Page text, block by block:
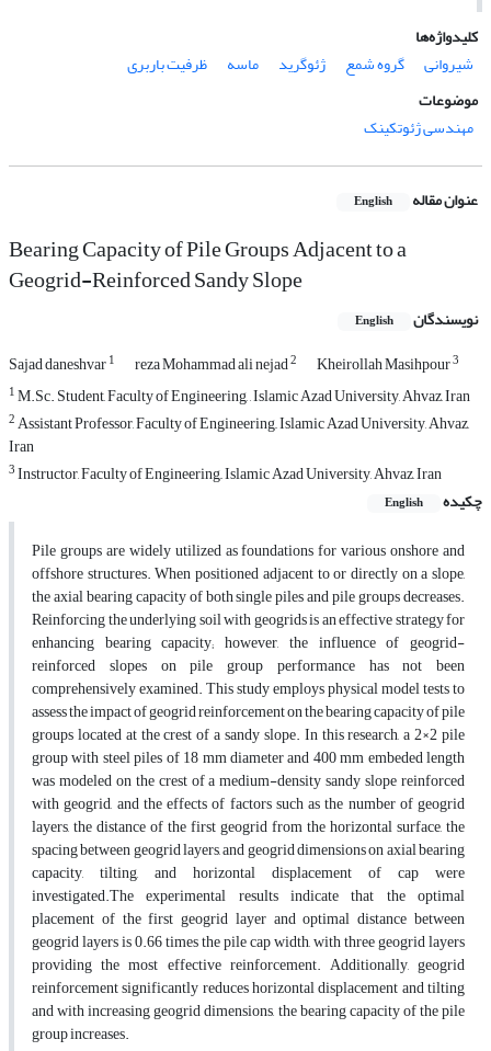
کلیدواژه‌ها
شیروانی
گروه شمع ژئوگرید ماسه
ظرفیت باربری
موضوعات
مهندسی ژئوتکینک
عنوان مقاله English
Bearing Capacity of Pile Groups Adjacent to a
Geogrid-Reinforced Sandy Slope
نویسندگان English
Sajad daneshvar1 reza Mohammad ali nejad2 Kheirollah Masihpour3
1M.Sc. Student, Faculty of Engineering, , Islamic Azad University, Ahvaz, Iran
2Assistant Professor, Faculty of Engineering,, Islamic Azad University, Ahvaz,
Iran
3Instructor, Faculty of Engineering,, Islamic Azad University, Ahvaz, Iran
چکیده
English
Pile groups are widely utilized as foundations for various onshore and
offshore structures. When positioned adjacent to or directly on a slope,
the axial bearing capacity of both single piles and pile groups decreases.
Reinforcing the underlying soil with geogrids is an effective strategy for
enhancing bearing capacity; however, the influence of geogrid-
reinforced slopes on pile group performance has not been
comprehensively examined. This study employs physical model tests to
assess the impact of geogrid reinforcement on the bearing capacity of pile
groups located at the crest of a sandy slope. In this research, a 2×2 pile
group with steel piles of 18 mm diameter and 400 mm embeded length
was modeled on the crest of a medium-density sandy slope reinforced
with geogrid, and the effects of factors such as the number of geogrid
layers, the distance of the first geogrid from the horizontal surface, the
spacing between geogrid layers, and geogrid dimensions on axial bearing
capacity, tilting, and horizontal displacement of cap were
investigated.The experimental results indicate that the optimal
placement of the first geogrid layer and optimal distance between
geogrid layers is 0.66 times the pile cap width, with three geogrid layers
providing the most effective reinforcement. Additionally, geogrid
reinforcement significantly reduces horizontal displacement and tilting
and with increasing geogrid dimensions, the bearing capacity of the pile
group increases.